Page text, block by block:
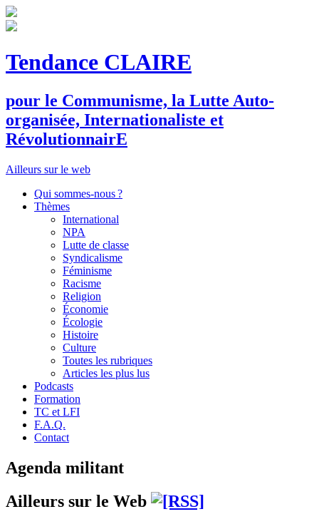
Tendance CLAIRE
pour le Communisme, la Lutte Auto-
organisée, Internationaliste et
RévolutionnairE
Ailleurs sur le web
Qui sommes-nous ?
Thèmes
International
NPA
Lutte de classe
Syndicalisme
Féminisme
Racisme
Religion
Économie
Écologie
Histoire
Culture
Toutes les rubriques
Articles les plus lus
Podcasts
Formation
TC et LFI
F.A.Q.
Contact
Agenda militant
Ailleurs sur le Web